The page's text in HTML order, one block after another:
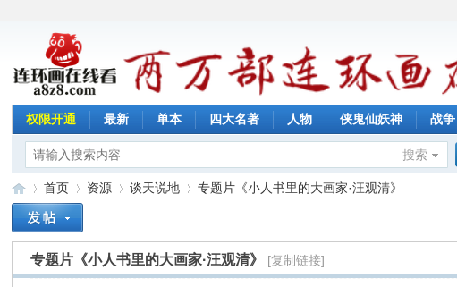
权限开通 最新 单本 四大名著 人物 侠鬼仙妖神 战争
搜索
首页
›
资源
›
谈天说地
›
专题片《小人书里的大画家·汪观清》
专题片《小人书里的大画家·汪观清》 [复制链接]